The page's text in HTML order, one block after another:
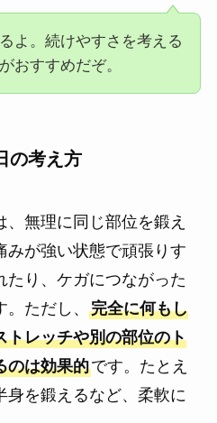
よ。続けやすさを考える
おすすめだぞ。
の考え方
無理に同じ部位を鍛え
みが強い状態で頑張りす
たり、ケガにつながった
ただし、 完全に何もし
トレッチや別の部位のト
のは効果的です。たとえ
身を鍛えるなど、柔軟に